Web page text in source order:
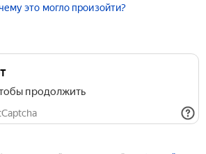
это могло произойти?
продолжить